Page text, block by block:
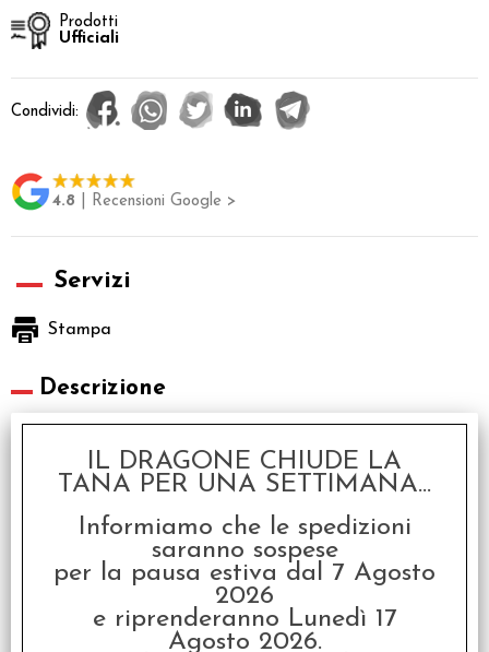
Prodotti
Ufficiali
Condividi:
4.8 | Recensioni Google >
Servizi
Stampa
Descrizione
creato dalla mente di David Sirlin e basato su sistemi videoludici
quali Starcraft e Warcraft.
I giocatori costruiscono il loro mazzo di gioco durante la partita,
prelevandole dal proprio 'Codex', ossia un raccoglitore con le
carte a disposizione (in questo Starter Set non è presente
fisicamente). Pian piano che l'economia di gioco prende vita
IL DRAGONE CHIUDE LA
TANA PER UNA SETTIMANA...
Informiamo che le spedizioni
saranno sospese
per la pausa estiva dal 7 Agosto
2026
e riprenderanno Lunedì 17
Agosto 2026.